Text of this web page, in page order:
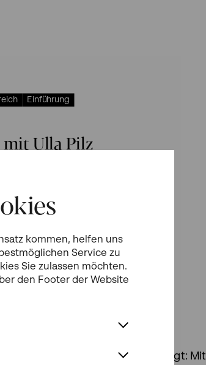
kommen, helfen uns
Service zu
Sie zulassen möchten.
den Footer der Website
Einführung
Ulla Pilz
Klassik
den Generationen schlägt: Mit